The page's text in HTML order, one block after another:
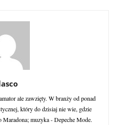
ale zawzięty. W branży od ponad
który do dzisiaj nie wie, gdzie
muzyka - Depeche Mode.